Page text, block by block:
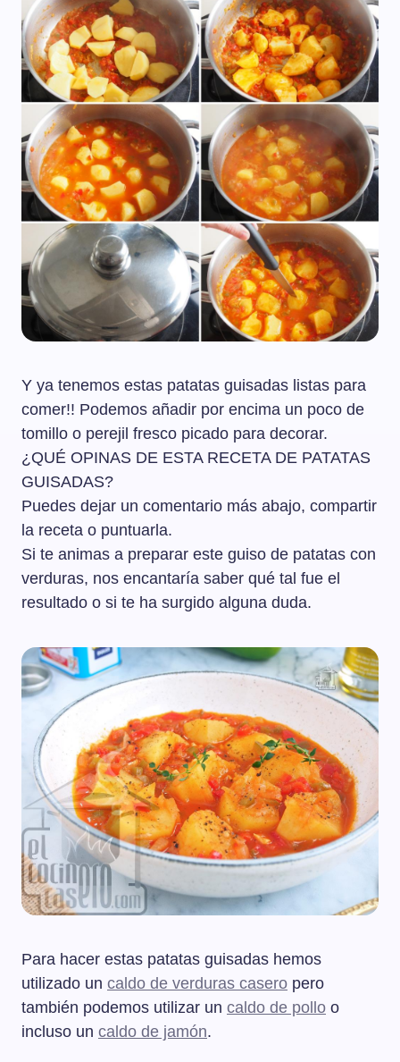
Y ya tenemos estas patatas guisadas listas para
comer!! Podemos añadir por encima un poco de
tomillo o perejil fresco picado para decorar.
¿QUÉ OPINAS DE ESTA RECETA DE PATATAS
GUISADAS?
Puedes dejar un comentario más abajo, compartir
la receta o puntuarla.
Si te animas a preparar este guiso de patatas con
verduras, nos encantaría saber qué tal fue el
resultado o si te ha surgido alguna duda.
Para hacer estas patatas guisadas hemos
utilizado un caldo de verduras casero pero
también podemos utilizar un caldo de pollo o
incluso un caldo de jamón.